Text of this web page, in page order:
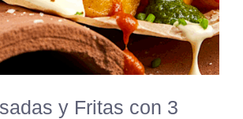
y Fritas con 3